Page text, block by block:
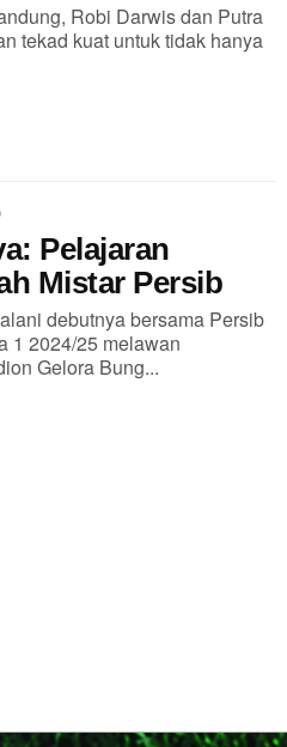
Robi Darwis dan Putra
tekad kuat untuk tidak hanya
Pelajaran
Mistar Persib
debutnya bersama Persib
1 2024/25 melawan
Gelora Bung...